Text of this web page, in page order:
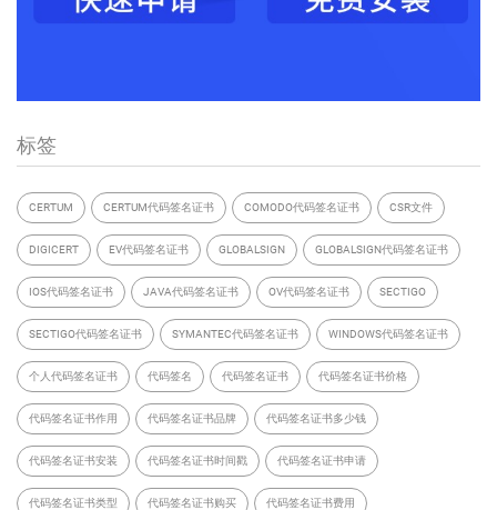
标签
CERTUM CERTUM代码签名证书 COMODO代码签名证书 CSR文件
DIGICERT EV代码签名证书 GLOBALSIGN GLOBALSIGN代码签名证书
IOS代码签名证书 JAVA代码签名证书 OV代码签名证书 SECTIGO
SECTIGO代码签名证书 SYMANTEC代码签名证书 WINDOWS代码签名证书
个人代码签名证书 代码签名 代码签名证书 代码签名证书价格
代码签名证书作用 代码签名证书品牌 代码签名证书多少钱
代码签名证书安装 代码签名证书时间戳 代码签名证书申请
代码签名证书类型 代码签名证书购买 代码签名证书费用